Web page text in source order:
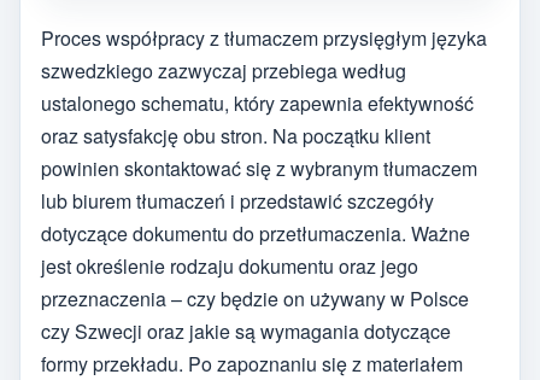
Proces współpracy z tłumaczem przysięgłym języka
szwedzkiego zazwyczaj przebiega według
ustalonego schematu, który zapewnia efektywność
oraz satysfakcję obu stron. Na początku klient
powinien skontaktować się z wybranym tłumaczem
lub biurem tłumaczeń i przedstawić szczegóły
dotyczące dokumentu do przetłumaczenia. Ważne
jest określenie rodzaju dokumentu oraz jego
przeznaczenia – czy będzie on używany w Polsce
czy Szwecji oraz jakie są wymagania dotyczące
formy przekładu. Po zapoznaniu się z materiałem